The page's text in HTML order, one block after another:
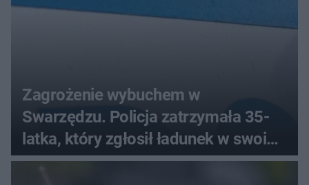
Zagrożenie wybuchem w
Swarzędzu. Policja zatrzymała 35-
latka, który zgłosił ładunek w swoim
aucie